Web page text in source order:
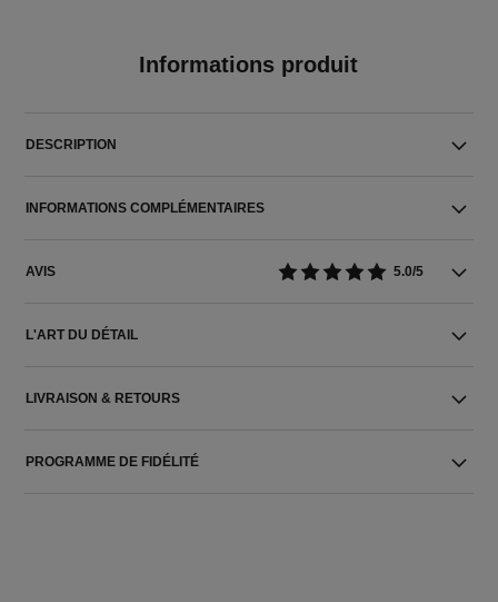
Informations produit
DESCRIPTION
INFORMATIONS COMPLÉMENTAIRES
AVIS 5.0/5
L'ART DU DÉTAIL
LIVRAISON & RETOURS
PROGRAMME DE FIDÉLITÉ